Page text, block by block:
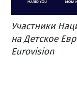
Участники
на Детское
Eurovision